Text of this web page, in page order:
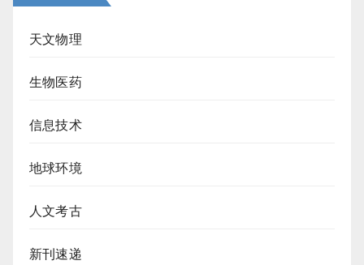
天文物理
生物医药
信息技术
地球环境
人文考古
新刊速递